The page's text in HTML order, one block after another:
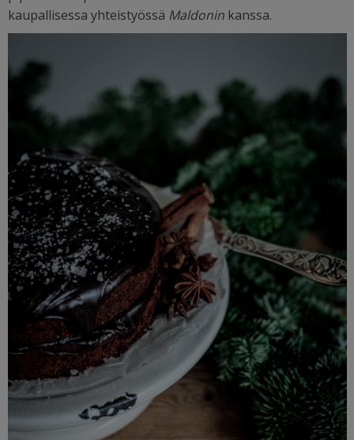
kaupallisessa yhteistyössä Maldonin kanssa.